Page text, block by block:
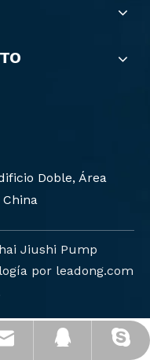
Doble, Área
Jiushi Pump
por leadong.com